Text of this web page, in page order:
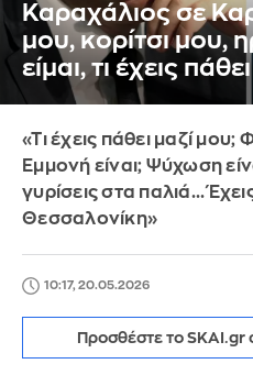
Καραχάλιος σε
μου, κορίτσι μου,
είμαι, τι έχεις
«Τι έχεις πάθει μαζί μου;
Εμμονή είναι; Ψύχωση
γυρίσεις στα παλιά...
Θεσσαλονίκη»
10:17, 20.05.2026
Προσθέστε το SKAI.gr